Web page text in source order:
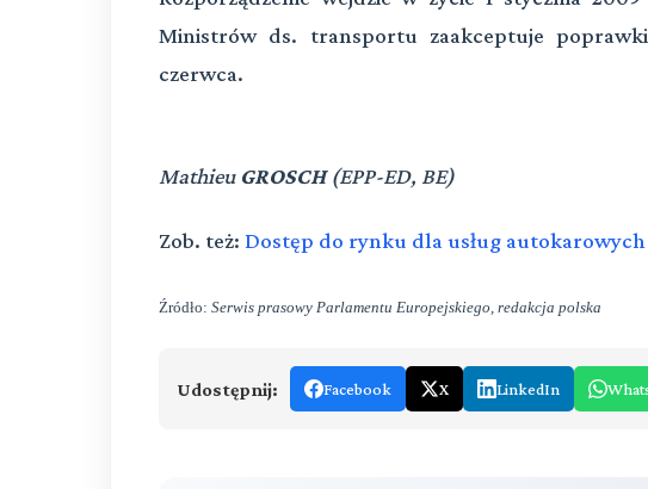
Ministrów ds. transportu zaakceptuje
czerwca.
Mathieu GROSCH(EPP-ED, BE)
Zob. też: Dostęp do rynku dla usług
Źródło: Serwis prasowy Parlamentu Europejskiego, redakcja polska
Udostępnij: Facebook X LinkedIn